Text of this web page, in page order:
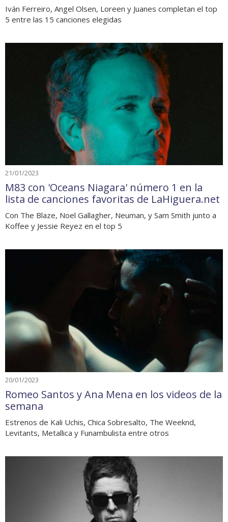
Iván Ferreiro, Angel Olsen, Loreen y Juanes completan el top
5 entre las 15 canciones elegidas
21/01/2023
M83 con 'Oceans Niagara' número 1 en la
lista de canciones favoritas de LaHiguera.net
Con The Blaze, Noel Gallagher, Neuman, y Sam Smith junto a
Koffee y Jessie Reyez en el top 5
20/01/2023
Romeo Santos y Ana Mena en los videos de la
semana
Estrenos de Kali Uchis, Chica Sobresalto, The Weeknd,
Levitants, Metallica y Funambulista entre otros